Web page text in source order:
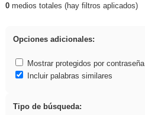
Resultados de: rezo
0medios totales (hay filtros aplicados)
Opciones adicionales:
Mostrar protegidos por contraseña
Incluir palabras similares
Tipo de búsqueda: